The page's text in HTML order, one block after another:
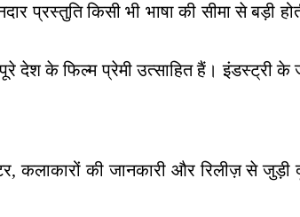
प्रस्तुति किसी भी भाषा की सीमा से बड़ी
देश के फिल्म प्रेमी उत्साहित हैं। इंडस्ट्री के
की जानकारी और रिलीज़ से जुड़ी